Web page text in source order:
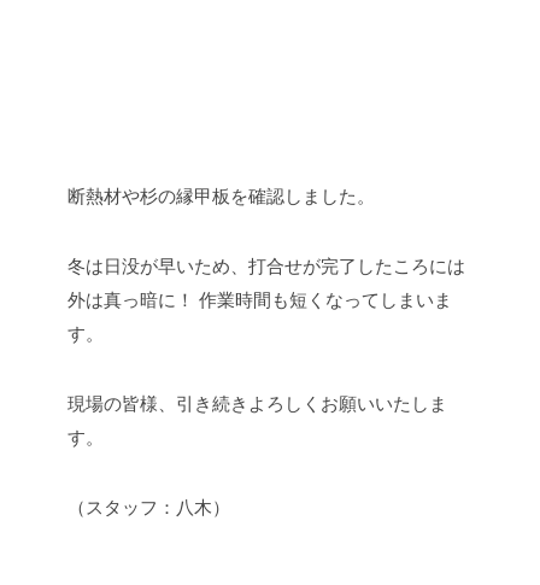
断熱材や杉の縁甲板を確認しました。
冬は日没が早いため、打合せが完了したころには
外は真っ暗に！ 作業時間も短くなってしまいま
す。
現場の皆様、引き続きよろしくお願いいたしま
す。
（スタッフ：八木）